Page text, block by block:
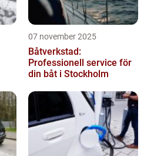
07 november 2025
Båtverkstad:
Professionell service för
din båt i Stockholm